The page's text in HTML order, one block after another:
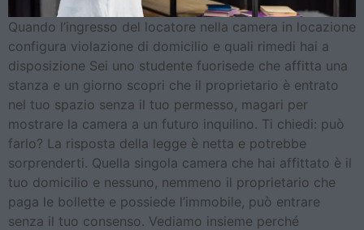
Quando l’ingresso del locatore nella camera in locazione
configura violazione di domicilio e quali rimedi hai a
disposizione Sei uno studente fuorisede che affitta una
stanza e un giorno scopri che il proprietario è entrato
nel tuo spazio senza il tuo permesso, magari per
mostrare la camera a un futuro inquilino. Ti chiedi: può
farlo? La risposta della legge è netta e potrebbe
sorprenderti. Quella singola camera che hai affittato è il
tuo domicilio e nessuno, nemmeno il proprietario che
paga le bollette e possiede l’immobile, può entrare
senza il tuo consenso. Vediamo insieme perché